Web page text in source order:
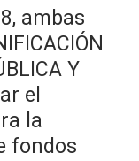
ambas
Y
el
la
fondos